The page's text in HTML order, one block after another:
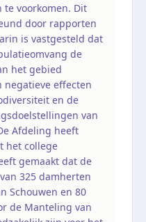
te voorkomen. Dit
door rapporten
is vastgesteld dat
de
het gebied
negatieve effecten
en de
van
Afdeling heeft
het college
gemaakt dat de
325 damherten
Schouwen en 80
de Manteling van